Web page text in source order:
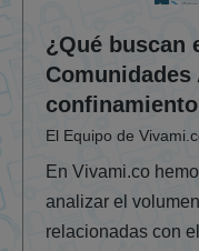
¿Qué buscan
Comunidades
El Equipo de
En Vivami.co
analizar el
relacionadas con